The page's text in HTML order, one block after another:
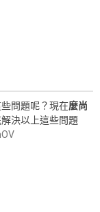
問題呢？現在麼尚
決以上這些問題